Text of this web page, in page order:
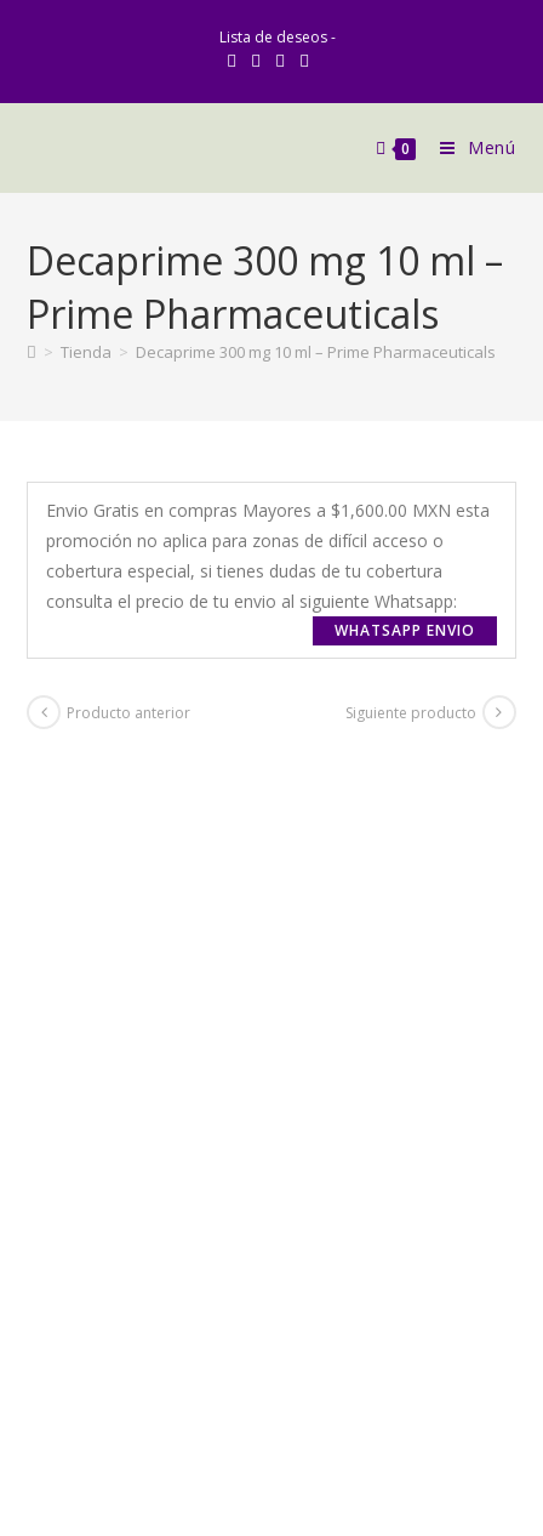
Lista de deseos -
0 Menú
Decaprime 300 mg 10 ml –
Prime Pharmaceuticals
> Tienda > Decaprime 300 mg 10 ml – Prime Pharmaceuticals
Envio Gratis en compras Mayores a $1,600.00 MXN esta
promoción no aplica para zonas de difícil acceso o
cobertura especial, si tienes dudas de tu cobertura
consulta el precio de tu envio al siguiente Whatsapp:
WHATSAPP ENVIO
Producto anterior Siguiente producto